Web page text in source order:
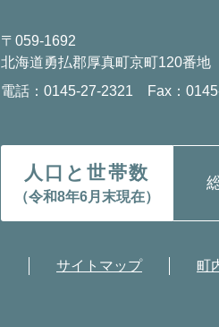
〒059-1692
北海道勇払郡厚真町京町120番地
電話：0145-27-2321 Fax：
人口と世帯数
（令和8年6月末現在）
サイトマップ 町